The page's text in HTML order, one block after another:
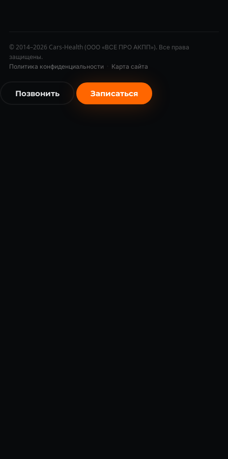
© 2014–2026 Cars-Health (ООО «ВСЕ ПРО АКПП»). Все права
защищены.
Политика конфиденциальности · Карта сайта
Позвонить Записаться